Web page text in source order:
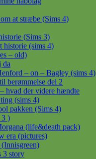
at stræbe (Sims 4)
(Sims 3)
historie (sims 4)
– old)
da
– on – Bagley (sims 4)
berømmelse del 2
hvad der videre hændte
(sims 4)
pakken (Sims 4)
3 )
(life&death pack)
era (pictures)
3 story